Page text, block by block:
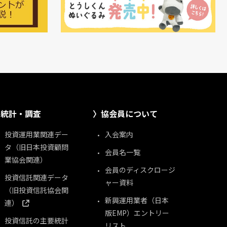
統計・調査
投資運用業関連デー
タ（旧日本投資顧問
業協会関連）
投資信託関連データ
（旧投資信託協会関
連）
投資信託の主要統計
協会員について
入会案内
会員名一覧
会員のディスクロージ
ャー資料
新興運用業者（日本
版EMP）エントリー